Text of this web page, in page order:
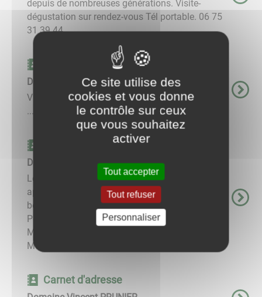
depuis de nombreuses générations. Visite-
dégustation sur rendez-vous Tél portable. 06 75
31 39 44 ...
Carnet d'adresse
Domaine Eric BONNETAIN
Vins du Domaine Tél portable. 06 80 41 83 65
...
Carnet d'adresse
Domaine PIGUET-GIRARDIN
Le domaine PIGUET-GIRARDIN, exploite 18
appellations sur environ 12 Ha, parmi les plus
beaux climats de la côte de Beaune, de
Pommard aux Maranges en passant par
Meursault, Auxey-Duresses, Puligny-
Montrachet, ...
Carnet d'adresse
Ce site utilise des
cookies et vous donne
le contrôle sur ceux
que vous souhaitez
activer
Tout accepter
Tout refuser
Personnaliser